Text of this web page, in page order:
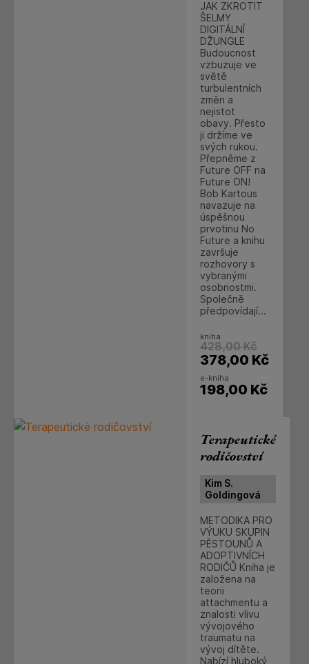
JAK ZKROTIT
ŠELMY
DIGITÁLNÍ
DŽUNGLE
Budoucnost
vzbuzuje ve
světě
turbulentních
změn a
nejistot
obavy. Přesto
ji držíme ve
svých rukou.
Přepněme z
Future OFF na
Future ON!
Bob Kartous
navazuje na
úspěšnou
prvotinu No
Future a knihu
završuje
rozhovory s
vybranými
osobnostmi.
Společně
předpovídají...
kniha
428,00 Kč
378,00 Kč
e-kniha
198,00 Kč
Terapeutické
rodičovství
Kim S.
Goldingová
METODIKA PRO
VÝUKU SKUPIN
PĚSTOUNŮ A
ADOPTIVNÍCH
RODIČŮ Kniha je
založena na
teorii
attachmentu a
znalosti vlivu
vývojového
traumatu na
vývoj dítěte.
Nabízí hluboký